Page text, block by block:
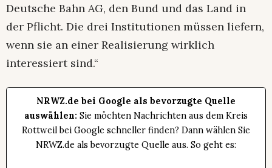
Deutsche Bahn AG, den Bund und das Land in
der Pflicht. Die drei Institutionen müssen liefern,
wenn sie an einer Realisierung wirklich
interessiert sind.“
NRWZ.de bei Google als bevorzugte Quelle
auswählen: Sie möchten Nachrichten aus dem Kreis
Rottweil bei Google schneller finden? Dann wählen Sie
NRWZ.de als bevorzugte Quelle aus. So geht es: